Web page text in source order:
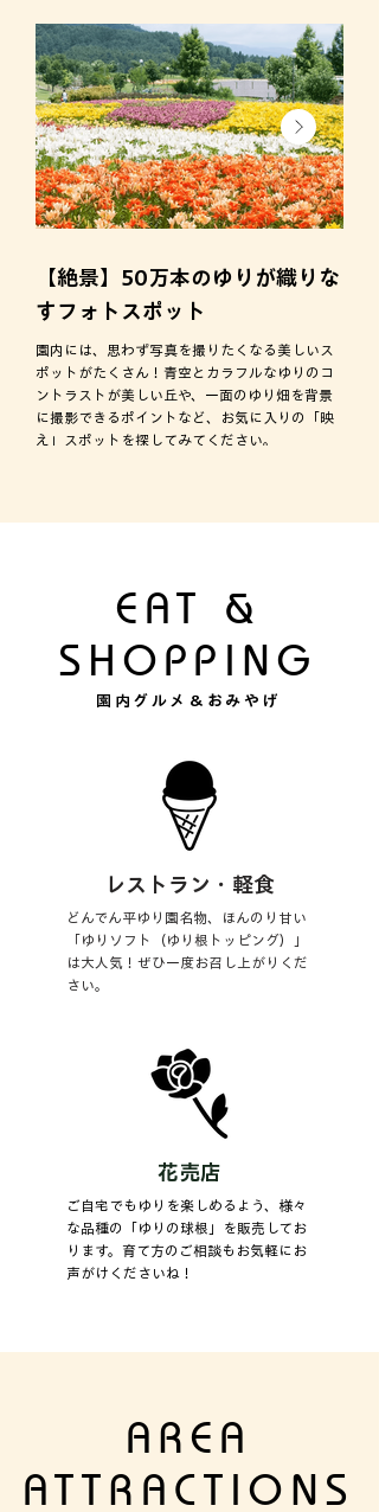
【絶景】50万本のゆりが織りな
すフォトスポット
園内には、思わず写真を撮りたくなる美しいス
ポットがたくさん！青空とカラフルなゆりのコ
ントラストが美しい丘や、一面のゆり畑を背景
に撮影できるポイントなど、お気に入りの「映
え」スポットを探してみてください。
EAT &
SHOPPING
園内グルメ＆おみやげ
レストラン・軽食
どんでん平ゆり園名物、ほんのり甘い
「ゆりソフト（ゆり根トッピング）」
は大人気！ぜひ一度お召し上がりくだ
さい。
花売店
ご自宅でもゆりを楽しめるよう、様々
な品種の「ゆりの球根」を販売してお
ります。育て方のご相談もお気軽にお
声がけくださいね！
AREA
ATTRACTIONS